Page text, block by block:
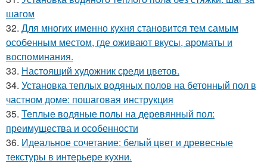
шагом
32. Для многих именно кухня становится тем самым
особенным местом, где оживают вкусы, ароматы и
воспоминания.
33. Настоящий художник среди цветов.
34. Установка теплых водяных полов на бетонный пол в
частном доме: пошаговая инструкция
35. Теплые водяные полы на деревянный пол:
преимущества и особенности
36. Идеальное сочетание: белый цвет и древесные
текстуры в интерьере кухни.